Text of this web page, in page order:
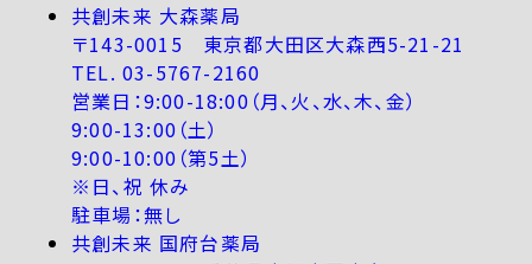
共創未来 大森薬局
〒143-0015 東京都大田区大森西5-21-21
TEL. 03-5767-2160
営業日：9:00-18:00（月、火、水、木、金）
9:00-13:00（土）
9:00-10:00（第5土）
※日、祝 休み
駐車場：無し
共創未来 国府台薬局